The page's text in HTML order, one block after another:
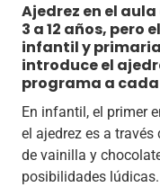
Ajedrez en el
3 a 12 años,
infantil y
introduce el
programa a
En infantil, el primer
el ajedrez es a
de vainilla y
posibilidades